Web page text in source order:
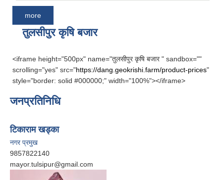
more
तुलसीपुर कृषि बजार
<iframe height="500px" name="तुलसीपुर कृषि बजार " sandbox=""
scrolling="yes" src="https://dang.geokrishi.farm/product-prices"
style="border: solid #000000;" width="100%"></iframe>
जनप्रतिनिधि
टिकाराम खड्का
नगर प्रमुख
9857822140
mayor.tulsipur@gmail.com